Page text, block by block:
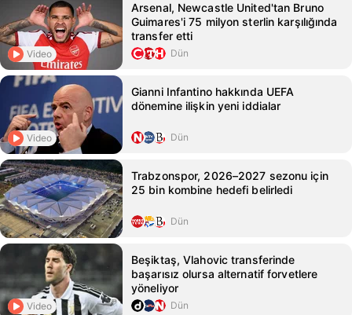
Video
Arsenal, Newcastle United'tan Bruno
Guimares'i 75 milyon sterlin karşılığında
transfer etti
Dün
Video
Gianni Infantino hakkında UEFA
dönemine ilişkin yeni iddialar
Dün
Trabzonspor, 2026–2027 sezonu için
25 bin kombine hedefi belirledi
Dün
Video
Beşiktaş, Vlahovic transferinde
başarısız olursa alternatif forvetlere
yöneliyor
Dün